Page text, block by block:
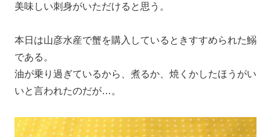
美味しい刺身がいただけると思う。
本日は山彦水産で蟹を購入しているときすすめられた鰯
である。
油が乗り過ぎているから、煮るか、焼くかしたほうがい
いと言われたのだが…。